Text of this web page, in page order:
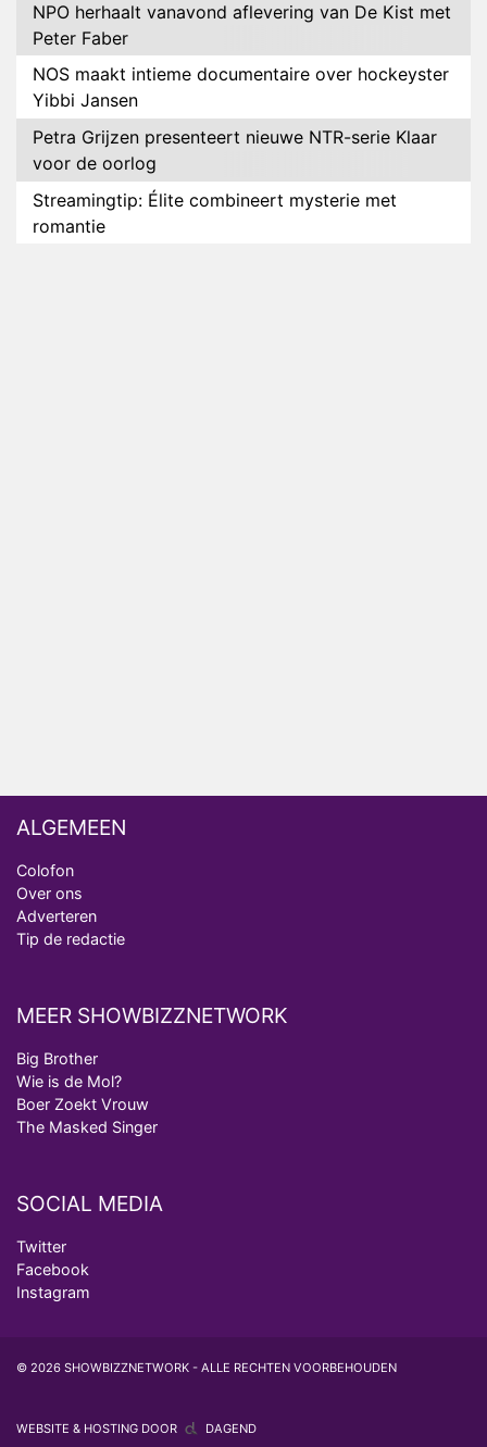
NPO herhaalt vanavond aflevering van De Kist met
Peter Faber
NOS maakt intieme documentaire over hockeyster
Yibbi Jansen
Petra Grijzen presenteert nieuwe NTR-serie Klaar
voor de oorlog
Streamingtip: Élite combineert mysterie met
romantie
ALGEMEEN
Colofon
Over ons
Adverteren
Tip de redactie
MEER SHOWBIZZNETWORK
Big Brother
Wie is de Mol?
Boer Zoekt Vrouw
The Masked Singer
SOCIAL MEDIA
Twitter
Facebook
Instagram
© 2026 SHOWBIZZNETWORK - ALLE RECHTEN VOORBEHOUDEN
WEBSITE & HOSTING DOOR DAGEND